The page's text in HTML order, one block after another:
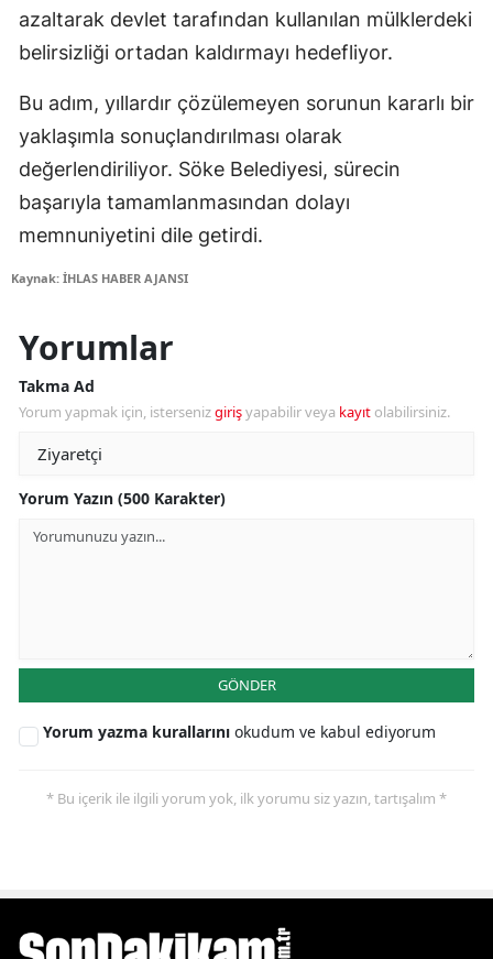
azaltarak devlet tarafından kullanılan mülklerdeki
belirsizliği ortadan kaldırmayı hedefliyor.
Bu adım, yıllardır çözülemeyen sorunun kararlı bir
yaklaşımla sonuçlandırılması olarak
değerlendiriliyor. Söke Belediyesi, sürecin
başarıyla tamamlanmasından dolayı
memnuniyetini dile getirdi.
Kaynak: İHLAS HABER AJANSI
Yorumlar
Takma Ad
Yorum yapmak için, istersenizgirişyapabilir veya kayıt olabilirsiniz.
Yorum Yazın (500 Karakter)
GÖNDER
Yorum yazma kurallarını okudum ve kabul ediyorum
* Bu içerik ile ilgili yorum yok, ilk yorumu siz yazın, tartışalım *